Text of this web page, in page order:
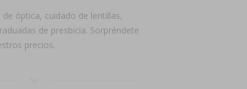
de óptica, cuidado de lentillas,
de presbicia. Sorpréndete
precios.